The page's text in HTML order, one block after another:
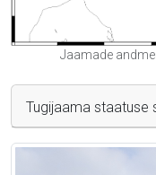
Jaamade
Tugijaama staatuse